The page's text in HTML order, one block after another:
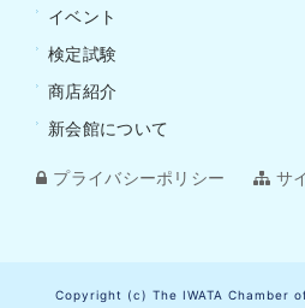
イベント
検定試験
商店紹介
新会館について
プライバシーポリシー サ
Copyright (c) The IWATA Chamber